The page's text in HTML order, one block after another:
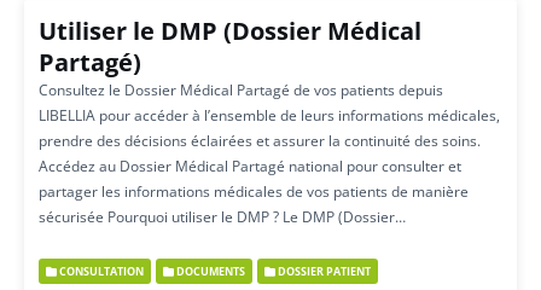
Utiliser le DMP (Dossier Médical
Partagé)
Consultez le Dossier Médical Partagé de vos patients depuis
LIBELLIA pour accéder à l’ensemble de leurs informations médicales,
prendre des décisions éclairées et assurer la continuité des soins.
Accédez au Dossier Médical Partagé national pour consulter et
partager les informations médicales de vos patients de manière
sécurisée Pourquoi utiliser le DMP ? Le DMP (Dossier…
CONSULTATION DOCUMENTS DOSSIER PATIENT